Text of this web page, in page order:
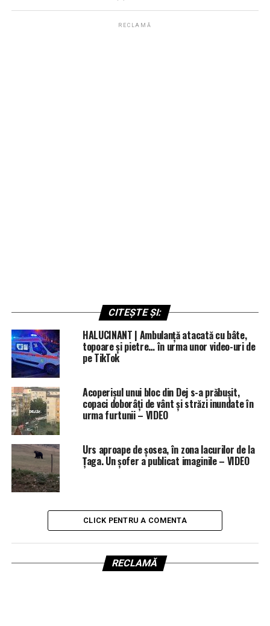
RECLAMĂ
CITEȘTE ȘI:
HALUCINANT | Ambulanță atacată cu bâte,
topoare și pietre… în urma unor video-uri de
pe TikTok
Acoperișul unui bloc din Dej s-a prăbușit,
copaci doborâți de vânt și străzi inundate în
urma furtunii – VIDEO
Urs aproape de șosea, în zona lacurilor de la
Țaga. Un șofer a publicat imaginile – VIDEO
CLICK PENTRU A COMENTA
RECLAMĂ